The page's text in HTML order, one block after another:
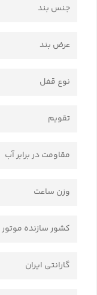
جنس بند
عرض بند
نوع قفل
تقویم
مقاومت در برابر آب
وزن ساعت
کشور سازنده موتور
گارانتی ایران